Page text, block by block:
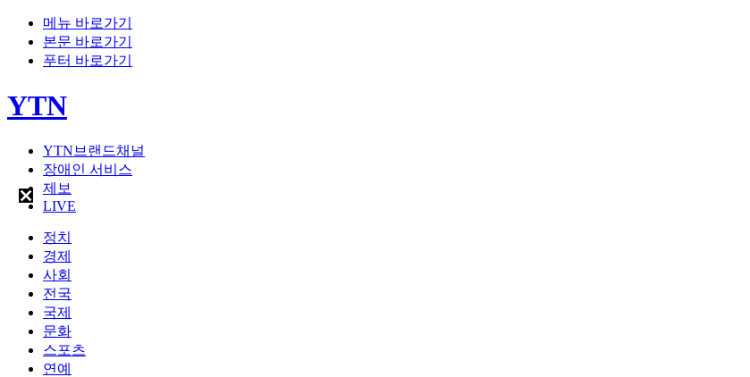
메뉴 바로가기
본문 바로가기
푸터 바로가기
YTN
YTN브랜드채널
장애인 서비스
제보
LIVE
정치
경제
사회
전국
국제
문화
스포츠
연예